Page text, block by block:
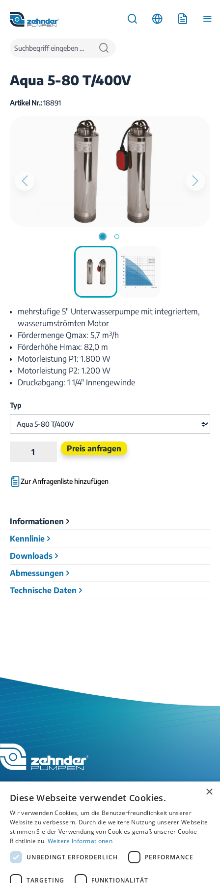
springen
Produkte Wasserversorgung
Aqua 5-80 T/400V
Artikel Nr.:18891
mehrstufige 5" Unterwasserpumpe mit integriertem,
wasserumströmten Motor
Fördermenge Qmax: 5,7 m³/h
Förderhöhe Hmax: 82,0 m
Motorleistung P1: 1.800 W
Motorleistung P2: 1.200 W
Druckabgang: 1 1/4" Innengewinde
Typ
Produkt Anzahl: Gib den gewünschten
Preis anfragen
Zur Anfragenliste hinzufügen
Informationen
Kennlinie
Downloads
Abmessungen
Technische Daten
Service-Hotline
Service
Unternehmen
×
Diese Webseite verwendet Cookies.
Wir verwenden Cookies, um die Benutzerfreundlichkeit unserer
Website zu verbessern. Durch die weitere Nutzung unserer Webseite
stimmen Sie der Verwendung von Cookies gemäß unserer Cookie-
Richtlinie zu. Weitere Informationen
UNBEDINGT ERFORDERLICH
PERFORMANCE
TARGETING FUNKTIONALITÄT